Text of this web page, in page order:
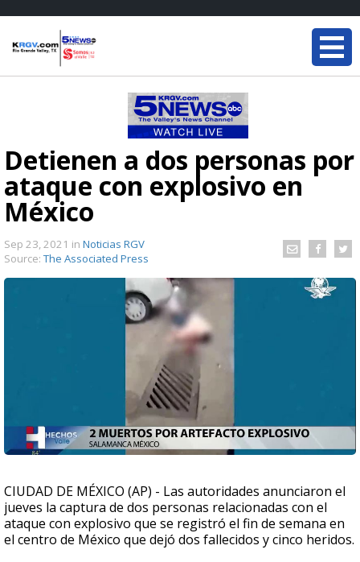
Detienen a dos personas por
ataque con explosivo en
México
Sep 23, 2021 in Noticias RGV
Source: The Associated Press
CIUDAD DE MÉXICO (AP) - Las autoridades anunciaron el
jueves la captura de dos personas relacionadas con el
ataque con explosivo que se registró el fin de semana en
el centro de México que dejó dos fallecidos y cinco heridos.